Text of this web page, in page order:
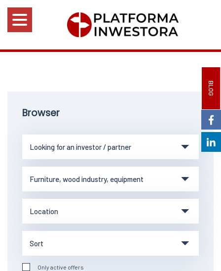
BLOG
Browser
Only active offers